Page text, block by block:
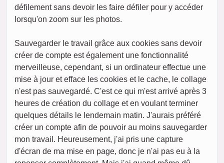
défilement sans devoir les faire défiler pour y accéder
lorsqu'on zoom sur les photos.
Sauvegarder le travail grâce aux cookies sans devoir
créer de compte est également une fonctionnalité
merveilleuse, cependant, si un ordinateur effectue une
mise à jour et efface les cookies et le cache, le collage
n'est pas sauvegardé. C'est ce qui m'est arrivé après 3
heures de création du collage et en voulant terminer
quelques détails le lendemain matin. J'aurais préféré
créer un compte afin de pouvoir au moins sauvegarder
mon travail. Heureusement, j'ai pris une capture
d'écran de ma mise en page, donc je n'ai pas eu à la